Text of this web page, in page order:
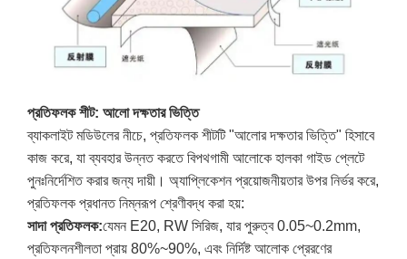
প্রতিফলক শীট: আলো দক্ষতার ভিত্তি
ব্যাকলাইট মডিউলের নীচে, প্রতিফলক শীটটি "আলোর দক্ষতার ভিত্তি" হিসাবে
কাজ করে, যা ব্যবহার উন্নত করতে বিপথগামী আলোকে হালকা গাইড প্লেটে
পুনঃনির্দেশিত করার জন্য দায়ী। অ্যাপ্লিকেশন প্রয়োজনীয়তার উপর নির্ভর করে,
প্রতিফলক প্রধানত নিম্নরূপ শ্রেণীবদ্ধ করা হয়:
সাদা প্রতিফলক:যেমন E20, RW সিরিজ, যার পুরুত্ব 0.05~0.2mm,
প্রতিফলনশীলতা প্রায় 80%~90%, এবং নির্দিষ্ট আলোক প্রেরণের